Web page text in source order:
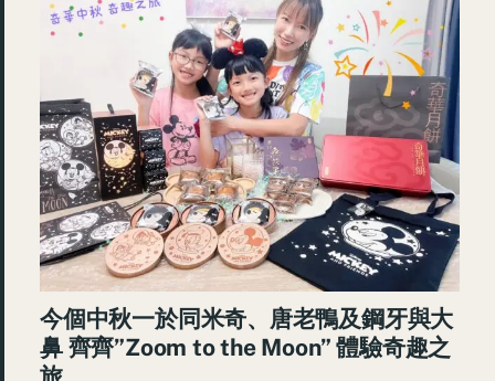
今個中秋一於同米奇、唐老鴨及鋼牙與大
鼻 齊齊”Zoom to the Moon” 體驗奇趣之